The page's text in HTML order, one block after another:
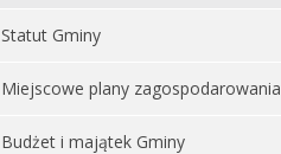
Statut Gminy
Miejscowe plany zagospodarowania
Budżet i majątek Gminy